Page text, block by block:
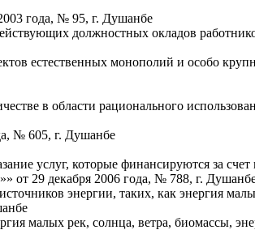
года, № 95, г. Душанбе
должностных окладов
естественных монополий и особо
в области рационального
№ 605, г. Душанбе
услуг, которые финансируются за счет
от 29 декабря 2006 года, № 788, г.
энергии, таких, как энергия
малых рек, солнца, ветра, биомассы,